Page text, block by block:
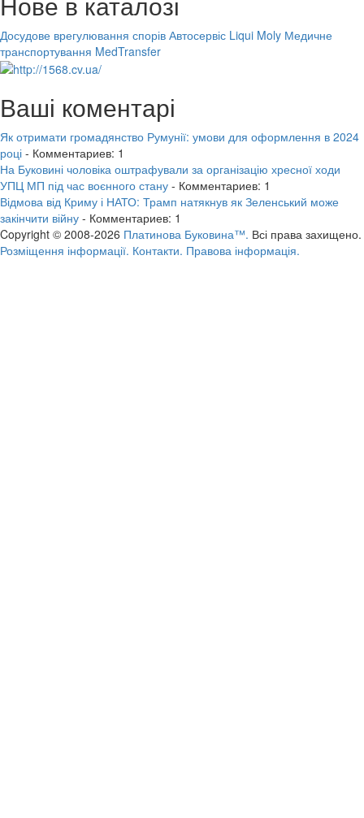
Досудове врегулювання спорів Автосервіс Liqui Moly Медичне
транспортування MedTransfer
Ваші коментарі
Як отримати громадянство Румунії: умови для оформлення в 2024
році - Комментариев: 1
На Буковині чоловіка оштрафували за організацію хресної ходи
УПЦ МП під час воєнного стану - Комментариев: 1
Відмова від Криму і НАТО: Трамп натякнув як Зеленський може
закінчити війну - Комментариев: 1
Copyright © 2008-2026 Платинова Буковина™. Всі права захищено.
Розміщення інформації. Контакти. Правова інформація.